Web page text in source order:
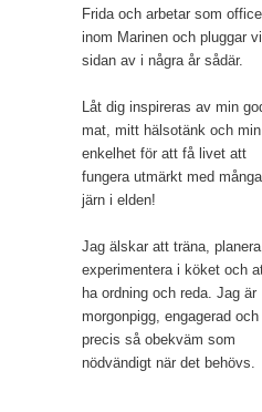
Frida och arbetar som
inom Marinen och pluggar
sidan av i några år sådär.
Låt dig inspireras av min
mat, mitt hälsotänk och min
enkelhet för att få livet att
fungera utmärkt med många
järn i elden!
Jag älskar att träna,
experimentera i köket och
ha ordning och reda. Jag är
morgonpigg, engagerad och
precis så obekväm som
nödvändigt när det behövs.